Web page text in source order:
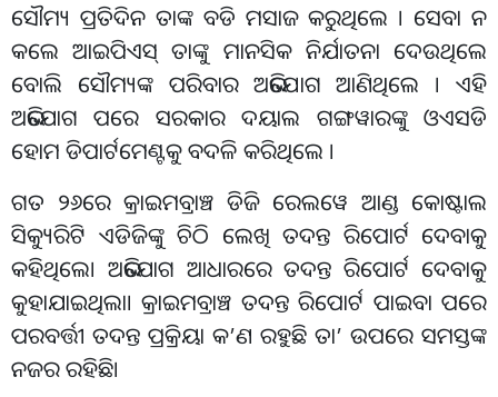
ସୌମ୍ୟ ପ୍ରତିଦିନ ତାଙ୍କ ବଡି ମସାଜ କରୁଥିଲେ । ସେବା ନ
କଲେ ଆଇପିଏସ୍‌ ତାଙ୍କୁ ମାନସିକ ନିର୍ଯାତନା ଦେଉଥିଲେ
ବୋଲି ସୌମ୍ୟଙ୍କ ପରିବାର ଅଭିଯୋଗ ଆଣିଥିଲେ । ଏହି
ଅଭିଯୋଗ ପରେ ସରକାର ଦୟାଲ ଗଙ୍ଗୱାରଙ୍କୁ ଓଏସଡି
ହୋମ ଡିପାର୍ଟମେଣ୍ଟକୁ ବଦଳି କରିଥିଲେ ।
ଗତ ୨୬ରେ କ୍ରାଇମବ୍ରାଞ୍ଚ ଡିଜି ରେଲୱେ ଆଣ୍ଡ କୋଷ୍ଟାଲ
ସିକ୍ୟୁରିଟି ଏଡିଜିଙ୍କୁ ଚିଠି ଲେଖି ତଦନ୍ତ ରିପୋର୍ଟ ଦେବାକୁ
କହିଥିଲେ। ଅଭିଯୋଗ ଆଧାରରେ ତଦନ୍ତ ରିପୋର୍ଟ ଦେବାକୁ
କୁହାଯାଇଥିଲା। କ୍ରାଇମବ୍ରାଞ୍ଚ ତଦନ୍ତ ରିପୋର୍ଟ ପାଇବା ପରେ
ପରବର୍ତ୍ତୀ ତଦନ୍ତ ପ୍ରକ୍ରିୟା କ’ଣ ରହୁଛି ତା’ ଉପରେ ସମସ୍ତଙ୍କ
ନଜର ରହିଛି।